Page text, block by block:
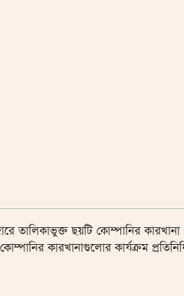
তালিকাভুক্ত ছয়টি কোম্পানির
কারখানাগুলোর কার্যক্রম